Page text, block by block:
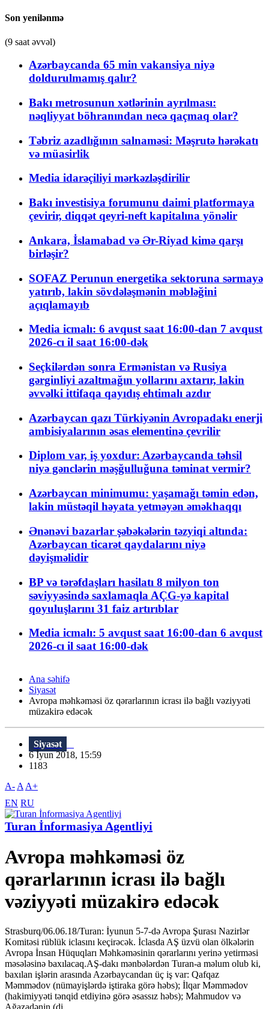
Son yenilənmə
(9 saat əvvəl)
Azərbaycanda 65 min vakansiya niyə
doldurulmamış qalır?
Bakı metrosunun xətlərinin ayrılması:
nəqliyyat böhranından necə qaçmaq olar?
Təbriz azadlığının salnaməsi: Məşrutə hərəkatı
və müasirlik
Media idarəçiliyi mərkəzləşdirilir
Bakı investisiya forumunu daimi platformaya
çevirir, diqqət qeyri-neft kapitalına yönəlir
Ankara, İslamabad və Ər-Riyad kimə qarşı
birləşir?
SOFAZ Perunun energetika sektoruna sərmayə
yatırıb, lakin sövdələşmənin məbləğini
açıqlamayıb
Media icmalı: 6 avqust saat 16:00-dan 7 avqust
2026-cı il saat 16:00-dək
Seçkilərdən sonra Ermənistan və Rusiya
gərginliyi azaltmağın yollarını axtarır, lakin
əvvəlki ittifaqa qayıdış ehtimalı azdır
Azərbaycan qazı Türkiyənin Avropadakı enerji
ambisiyalarının əsas elementinə çevrilir
Diplom var, iş yoxdur: Azərbaycanda təhsil
niyə gənclərin məşğulluğuna təminat vermir?
Azərbaycan minimumu: yaşamağı təmin edən,
lakin müstəqil həyata yetməyən əməkhaqqı
Ənənəvi bazarlar şəbəkələrin təzyiqi altında:
Azərbaycan ticarət qaydalarını niyə
dəyişməlidir
BP və tərəfdaşları hasilatı 8 milyon ton
səviyyəsində saxlamaqla AÇG-yə kapital
qoyuluşlarını 31 faiz artırıblar
Media icmalı: 5 avqust saat 16:00-dan 6 avqust
2026-cı il saat 16:00-dək
Ana səhifə
Siyasət
Avropa məhkəməsi öz qərarlarının icrası ilə bağlı vəziyyəti
müzakirə edəcək
Siyasət
6 İyun 2018, 15:59
1183
A- A A+
EN RU
Turan İnformasiya Agentliyi
Avropa məhkəməsi öz
qərarlarının icrası ilə bağlı
vəziyyəti müzakirə edəcək
Strasburq/06.06.18/Turan: İyunun 5-7-də Avropa Şurası Nazirlər
Komitəsi rüblük iclasını keçirəcək. İclasda AŞ üzvü olan ölkələrin
Avropa İnsan Hüquqları Məhkəməsinin qərarlarını yerinə yetirməsi
məsələsinə baxılacaq.AŞ-dakı mənbələrdən Turan-a məlum olub ki,
baxılan işlərin arasında Azərbaycandan üç iş var: Qafqaz
Məmmədov (nümayişlərdə iştiraka görə həbs); İlqar Məmmədov
(hakimiyyəti tənqid etdiyinə görə əsassız həbs); Mahmudov və
Ağazadənin (di...